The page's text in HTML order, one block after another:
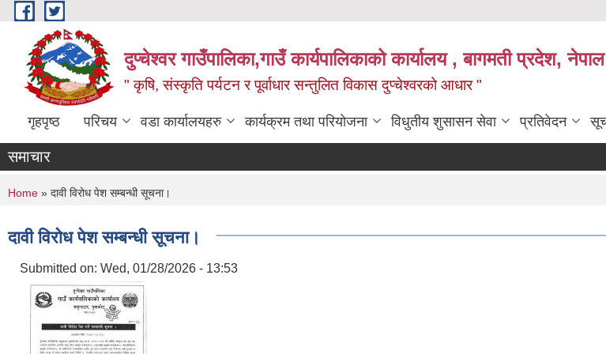
Skip to main content
दुप्चेश्वर गाउँपालिका,गाउँ कार्यपालिकाको कार्यालय , बागमती प्रदेश, नेपाल
" कृषि, संस्कृति पर्यटन र पूर्वाधार सन्तुलित विकास दुप्चेश्वरको आधार "
गृहपृष्ठ परिचय वडा कार्यालयहरु कार्यक्रम तथा परियोजना विधुतीय शुसासन सेवा प्रतिवेदन
समाचार
You are here
Home » दावी विरोध पेश सम्बन्धी सूचना।
दावी विरोध पेश सम्बन्धी सूचना।
Submitted on: Wed, 01/28/2026 - 13:53